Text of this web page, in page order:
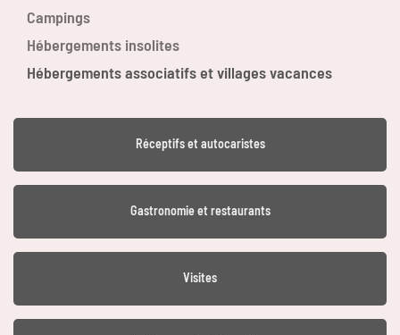
Campings
Hébergements insolites
Hébergements associatifs et villages vacances
Réceptifs et autocaristes
Gastronomie et restaurants
Visites